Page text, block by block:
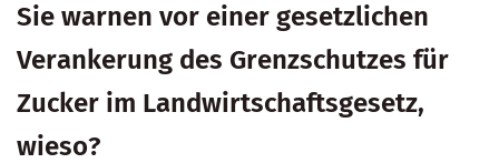
Sie warnen vor einer gesetzlichen
Verankerung des Grenzschutzes für
Zucker im Landwirtschaftsgesetz,
wieso?